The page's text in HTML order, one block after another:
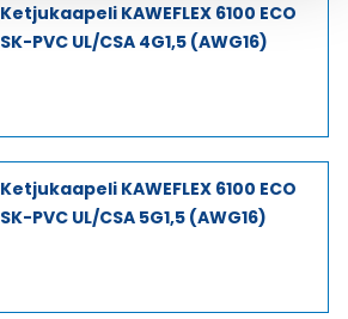
Ketjukaapeli KAWEFLEX 6100 ECO
SK-PVC UL/CSA 4G1,5 (AWG16)
Ketjukaapeli KAWEFLEX 6100 ECO
SK-PVC UL/CSA 5G1,5 (AWG16)